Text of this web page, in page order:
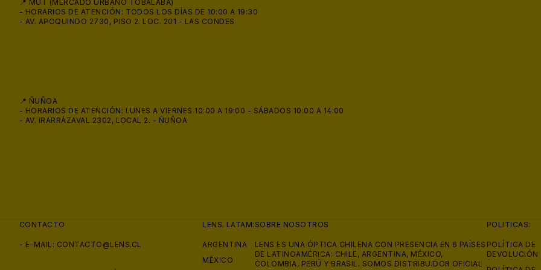
📍 MUT (MERCADO URBANO TOBALABA)
- HORARIOS DE ATENCIÓN: TODOS LOS DÍAS DE 10:00 A 19:30
- AV. APOQUINDO 2730, PISO 2. LOC. 201 - LAS CONDES
📍 ÑUÑOA
- HORARIOS DE ATENCIÓN: LUNES A VIERNES 10:00 A 19:00 - SÁBADOS 10:00 A 14:00
- AV. IRARRÁZAVAL 2302, LOCAL 2. - ÑUÑOA
CONTACTO
- E-MAIL: CONTACTO@LENS.CL
LENS. LATAM:
ARGENTINA
MÉXICO
SOBRE NOSOTROS
LENS ES UNA ÓPTICA CHILENA CON PRESENCIA EN 6 PAÍSES
DE LATINOAMÉRICA: CHILE, ARGENTINA, MÉXICO,
COLOMBIA, PERÚ Y BRASIL. SOMOS DISTRIBUIDOR OFICIAL
POLITICAS:
POLÍTICA DE
DEVOLUCIÓN